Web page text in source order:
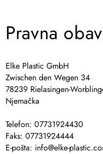
Pravna
Elke Plastic GmbH
Zwischen den Wegen 34
78239 Rielasingen-
Njemačka
Telefon: 07731924430
Faks: 07731924444
E-pošta: info@elke-